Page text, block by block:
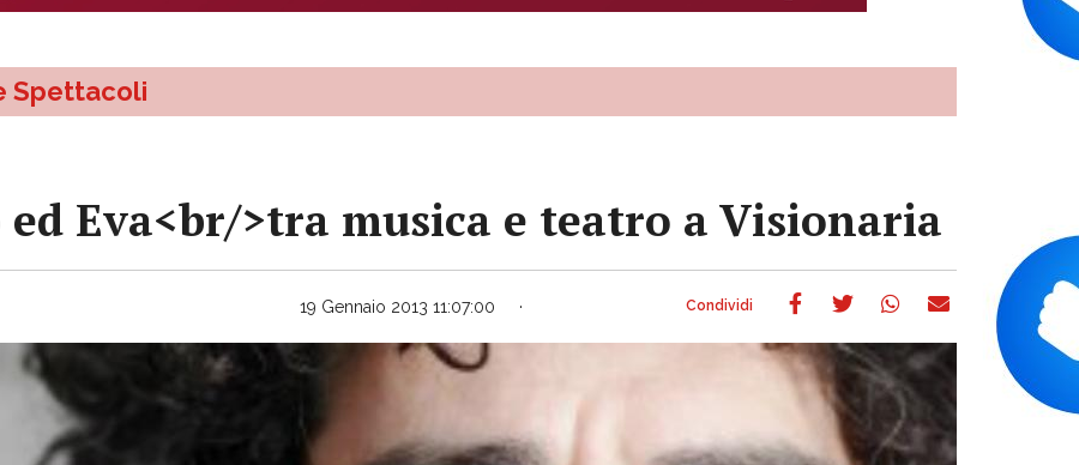
Spettacoli
Eva<br/>tra musica e teatro a Visionaria
19 Gennaio 2013 11:07:00